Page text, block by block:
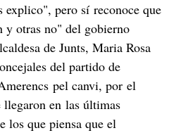
explico", pero sí reconoce que
y otras no" del gobierno
de Junts, Maria Rosa
del partido de
pel canvi, por el
en las últimas
los que piensa que el